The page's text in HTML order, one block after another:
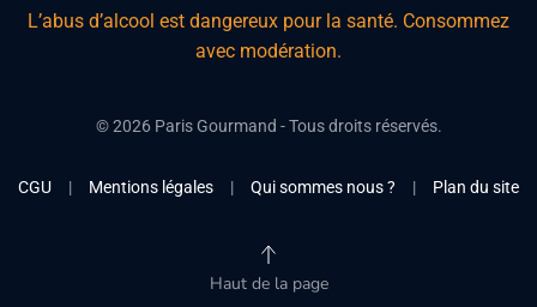
L’abus d’alcool est dangereux pour la santé. Consommez
avec modération.
©2026Paris Gourmand - Tous droits réservés.
CGU | Mentions légales | Qui sommes nous ? | Plan du site
Haut de la page